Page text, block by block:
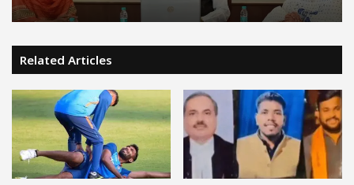
Related Articles